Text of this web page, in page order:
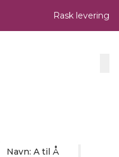
Rask levering
Navn: A til Å